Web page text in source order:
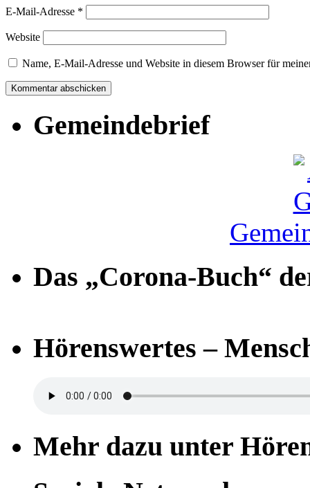
E-Mail-Adresse *
Website
Name, E-Mail-Adresse und Website in diesem Browser für
Gemeindebrief
Das „Corona-Buch“
Hörenswertes –
Mehr dazu unter